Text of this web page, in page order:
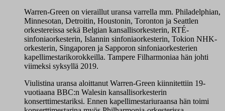
Warren-Green on vieraillut uransa varrella mm. Philadelphian,
Minnesotan, Detroitin, Houstonin, Toronton ja Seattlen
orkestereissa sekä Belgian kansallisorkesterin, RTÉ-
sinfoniaorkesterin, Islannin sinfoniaorkesterin, Tokion NHK-
orkesterin, Singaporen ja Sapporon sinfoniaorkesterien
kapellimestarikorokkeilla. Tampere Filharmoniaa hän johti
viimeksi syksyllä 2019.
Viulistina uransa aloittanut Warren-Green kiinnitettiin 19-
vuotiaana BBC:n Walesin kansallisorkesterin
konserttimestariksi. Ennen kapellimestariuraansa hän toimi